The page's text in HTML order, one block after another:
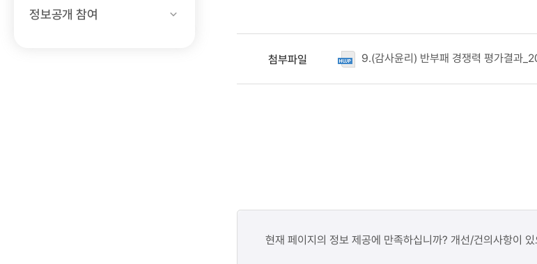
정보공개 참여
첨부파일 9.(감사윤리) 반부패 경쟁력 평가결과
만족도현재 페이지의 정보 제공에 만족하십니까? 개선/건의사항이